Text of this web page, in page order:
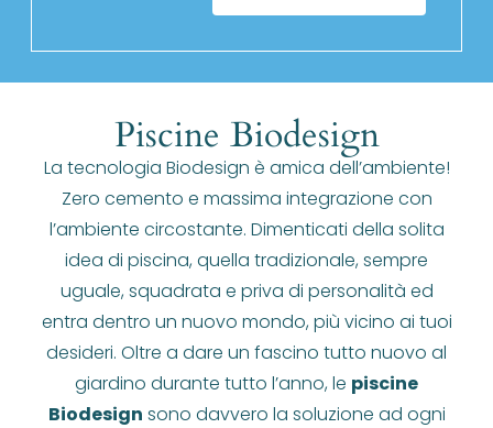
Piscine Biodesign
La tecnologia Biodesign è amica dell’ambiente!
Zero cemento e massima integrazione con
l’ambiente circostante. Dimenticati della solita
idea di piscina, quella tradizionale, sempre
uguale, squadrata e priva di personalità ed
entra dentro un nuovo mondo, più vicino ai tuoi
desideri. Oltre a dare un fascino tutto nuovo al
giardino durante tutto l’anno, le piscine
Biodesign sono davvero la soluzione ad ogni